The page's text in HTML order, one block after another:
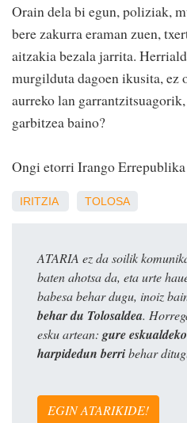
Orain dela bi egun, poliziak,
bere zakurra eraman zuen,
aitzakia bezala jarrita.
murgilduta dagoen ikusita, ez
aurreko lan
garbitzea baino?
Ongi etorri Irango
IRITZIA TOLOSA
ATARIA ez da soilik
baten ahotsa da, eta urte
babesa behar dugu, inoiz
behar du Tolosaldea.
esku artean: gure
harpidedun berribehar
EGIN ATARIKIDE!